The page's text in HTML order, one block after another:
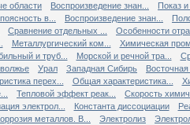
области Воспроизведение знан...
Показ
в... Воспроизведение знан...
Сравнение отдельных ...
Особенности
Металлургический ком...
Химическая
и труб... Морской и речной тра...
Урал Западная Сибирь
перех... Общая характеристика...
Тепловой эффект реак...
Скорость
электрол... Константа диссоциации
металлов. В... Электролиз